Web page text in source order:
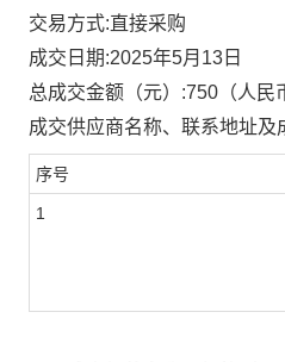
交易方式:直接采购
成交日期:2025年5月13日
总成交金额（元）:750 （人民
成交供应商名称、联系地址及
序号
1